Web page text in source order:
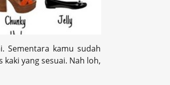
Sementara kamu sudah
yang sesuai. Nah loh,